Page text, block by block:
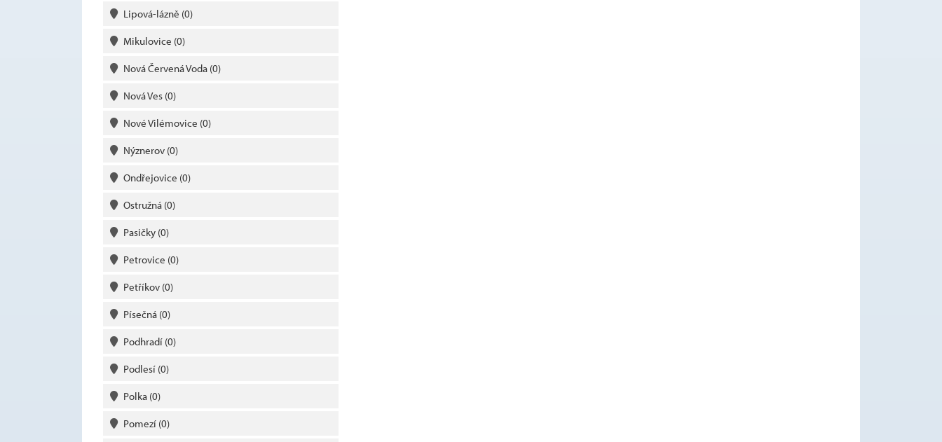
Lipová-lázně (0)
Mikulovice (0)
Nová Červená Voda (0)
Nová Ves (0)
Nové Vilémovice (0)
Nýznerov (0)
Ondřejovice (0)
Ostružná (0)
Pasičky (0)
Petrovice (0)
Petříkov (0)
Písečná (0)
Podhradí (0)
Podlesí (0)
Polka (0)
Pomezí (0)